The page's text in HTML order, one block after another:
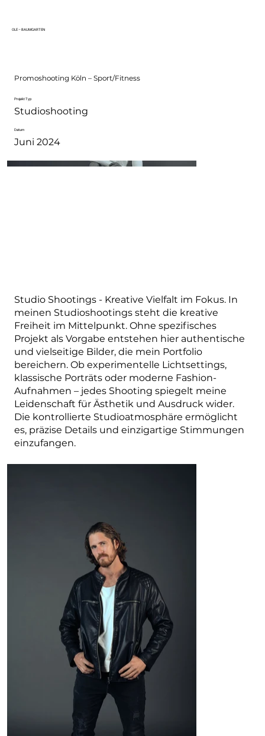
OLE – BAUMGARTEN
Promoshooting Köln – Sport/Fitness
Projekt Typ
Studioshooting
Datum
Juni 2024
Studio Shootings - Kreative Vielfalt im Fokus. In
meinen Studioshootings steht die kreative
Freiheit im Mittelpunkt. Ohne spezifisches
Projekt als Vorgabe entstehen hier authentische
und vielseitige Bilder, die mein Portfolio
bereichern. Ob experimentelle Lichtsettings,
klassische Porträts oder moderne Fashion-
Aufnahmen – jedes Shooting spiegelt meine
Leidenschaft für Ästhetik und Ausdruck wider.
Die kontrollierte Studioatmosphäre ermöglicht
es, präzise Details und einzigartige Stimmungen
einzufangen.